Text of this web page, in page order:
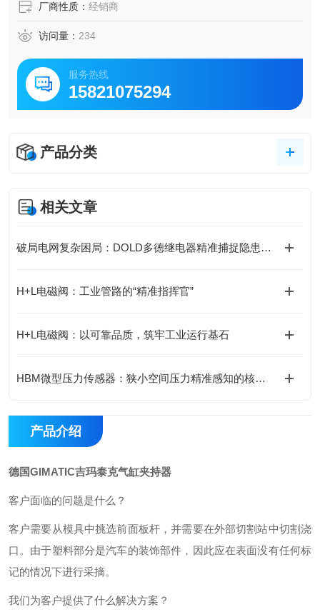
厂商性质： 经销商
访问量： 234
服务热线
15821075294
产品分类
相关文章
破局电网复杂困局：DOLD多德继电器精准捕捉隐患的底层逻辑
H+L电磁阀：工业管路的“精准指挥官”
H+L电磁阀：以可靠品质，筑牢工业运行基石
HBM微型压力传感器：狭小空间压力精准感知的核心支撑
产品介绍
德国GIMATIC吉玛泰克气缸夹持器
客户面临的问题是什么？
客户需要从模具中挑选前面板杆，并需要在外部切割站中切割浇
口。由于塑料部分是汽车的装饰部件，因此应在表面没有任何标
记的情况下进行采摘。
我们为客户提供了什么解决方案？